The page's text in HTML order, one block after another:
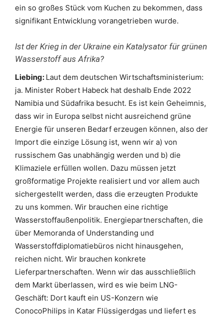
ein so großes Stück vom Kuchen zu bekommen, dass
signifikant Entwicklung vorangetrieben wurde.
Ist der Krieg in der Ukraine ein Katalysator für grünen
Wasserstoff aus Afrika?
Liebing: Laut dem deutschen Wirtschaftsministerium:
ja. Minister Robert Habeck hat deshalb Ende 2022
Namibia und Südafrika besucht. Es ist kein Geheimnis,
dass wir in Europa selbst nicht ausreichend grüne
Energie für unseren Bedarf erzeugen können, also der
Import die einzige Lösung ist, wenn wir a) von
russischem Gas unabhängig werden und b) die
Klimaziele erfüllen wollen. Dazu müssen jetzt
großformatige Projekte realisiert und vor allem auch
sichergestellt werden, dass die erzeugten Produkte
zu uns kommen. Wir brauchen eine richtige
Wasserstoffaußenpolitik. Energiepartnerschaften, die
über Memoranda of Understanding und
Wasserstoffdiplomatiebüros nicht hinausgehen,
reichen nicht. Wir brauchen konkrete
Lieferpartnerschaften. Wenn wir das ausschließlich
dem Markt überlassen, wird es wie beim LNG-
Geschäft: Dort kauft ein US-Konzern wie
ConocoPhilips in Katar Flüssigerdgas und liefert es